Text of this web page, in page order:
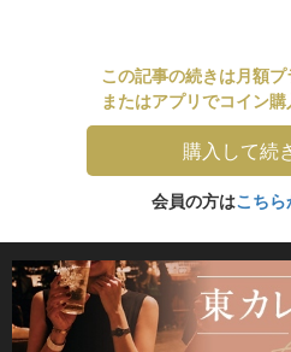
この記事の続きは月額プ
またはアプリでコイン
購入して続
会員の方はこち